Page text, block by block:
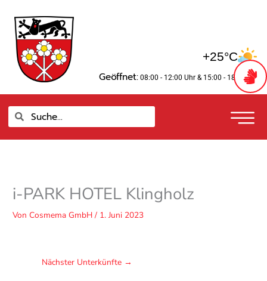
Inhalt
springen
+25°C
Geöffnet: 08:00 - 12:00 Uhr & 15:00 - 18:00 Uhr
SucheSuche
i-PARK HOTEL Klingholz
VonCosmema GmbH/ 1. Juni 2023
Nächster Unterkünfte →